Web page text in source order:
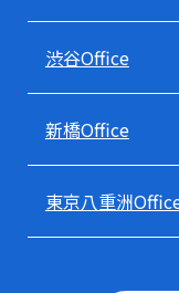
渋谷Office
新橋Office
東京八重洲